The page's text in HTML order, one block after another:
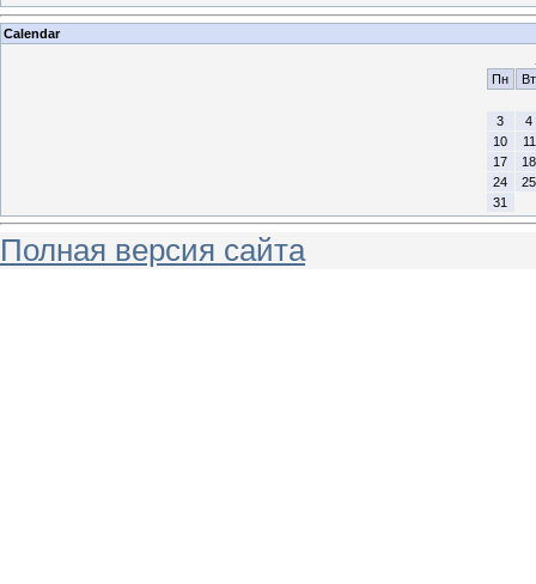
Calendar
Пн
Вт
3
4
10
11
17
18
24
25
31
Полная версия сайта